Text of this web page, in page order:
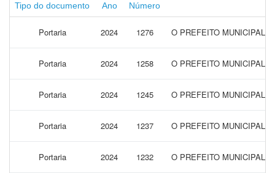
Tipo do documento Ano Número
Portaria 2024 1276 O PREFEITO MUNICIPAL
Portaria 2024 1258 O PREFEITO MUNICIPAL
Portaria 2024 1245 O PREFEITO MUNICIPAL
Portaria 2024 1237 O PREFEITO MUNICIPAL
Portaria 2024 1232 O PREFEITO MUNICIPAL